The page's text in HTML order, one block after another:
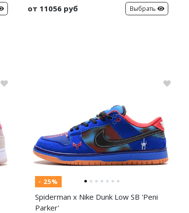
от 11056 руб Выбрать
- 25%
Spiderman x Nike Dunk Low SB 'Peni
Parker'